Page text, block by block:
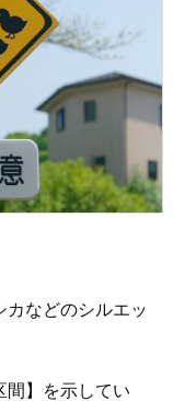
カなどのシルエッ
間】を示してい